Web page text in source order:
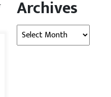
Archives
Archives